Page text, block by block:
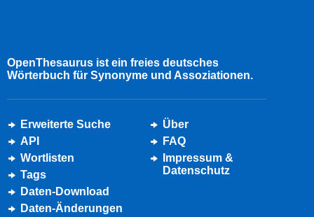
OpenThesaurus ist ein freies deutsches
Wörterbuch für Synonyme und Assoziationen.
Erweiterte Suche
API
Wortlisten
Tags
Daten-Download
Daten-Änderungen
Über
FAQ
Impressum &
Datenschutz